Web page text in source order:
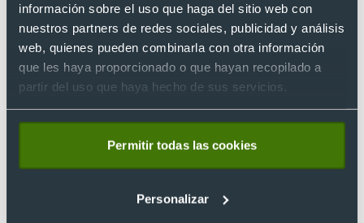
información sobre el uso que haga del sitio web con
nuestros partners de redes sociales, publicidad y análisis
web, quienes pueden combinarla con otra información
que les haya proporcionado o que hayan recopilado a
partir del uso que haya hecho de sus servicios.
Permitir todas las cookies
Personalizar
Zueco ecológico ultraligero de EVA y
antibacteriano Mar Dian
Ref. DIMAR
Recíbelo
Desde 31,51 €